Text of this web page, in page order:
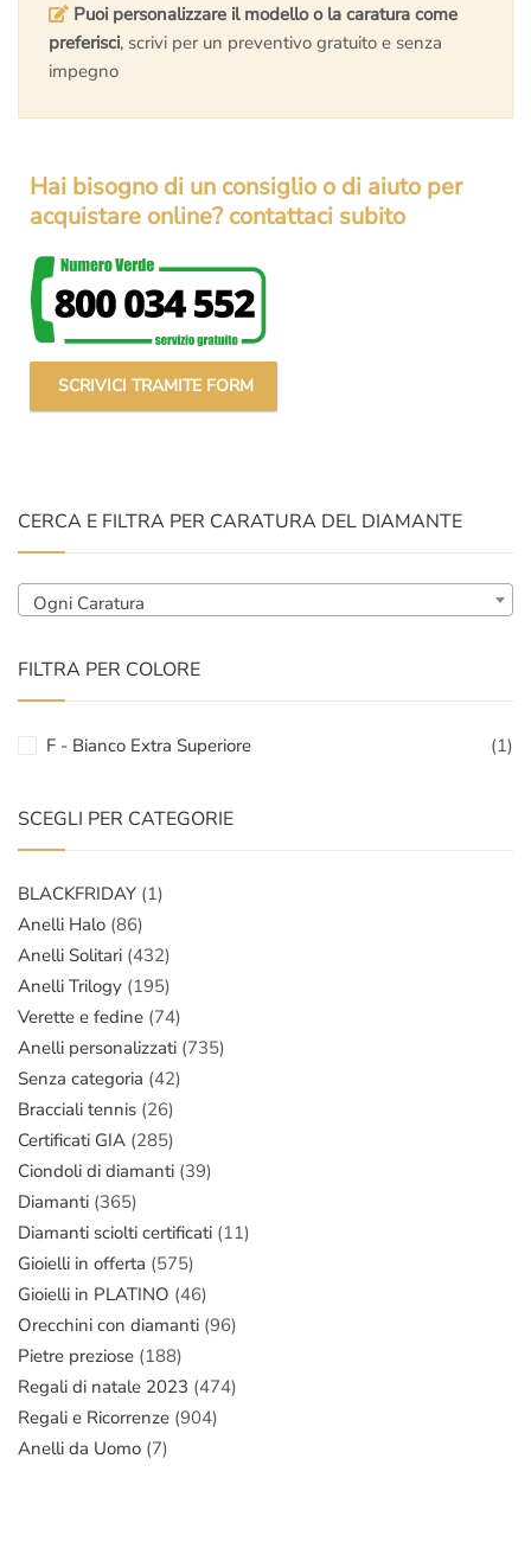
Puoi personalizzare il modello o la caratura come
preferisci, scrivi per un preventivo gratuito e senza
impegno
Hai bisogno di un consiglio o di aiuto per
acquistare online? contattaci subito
SCRIVICI TRAMITE FORM
CERCA E FILTRA PER CARATURA DEL DIAMANTE
Ogni Caratura
FILTRA PER COLORE
F - Bianco Extra Superiore (1)
SCEGLI PER CATEGORIE
BLACKFRIDAY (1)
Anelli Halo (86)
Anelli Solitari (432)
Anelli Trilogy (195)
Verette e fedine (74)
Anelli personalizzati (735)
Senza categoria (42)
Bracciali tennis (26)
Certificati GIA (285)
Ciondoli di diamanti (39)
Diamanti (365)
Diamanti sciolti certificati (11)
Gioielli in offerta (575)
Gioielli in PLATINO (46)
Orecchini con diamanti (96)
Pietre preziose (188)
Regali di natale 2023 (474)
Regali e Ricorrenze (904)
Anelli da Uomo (7)